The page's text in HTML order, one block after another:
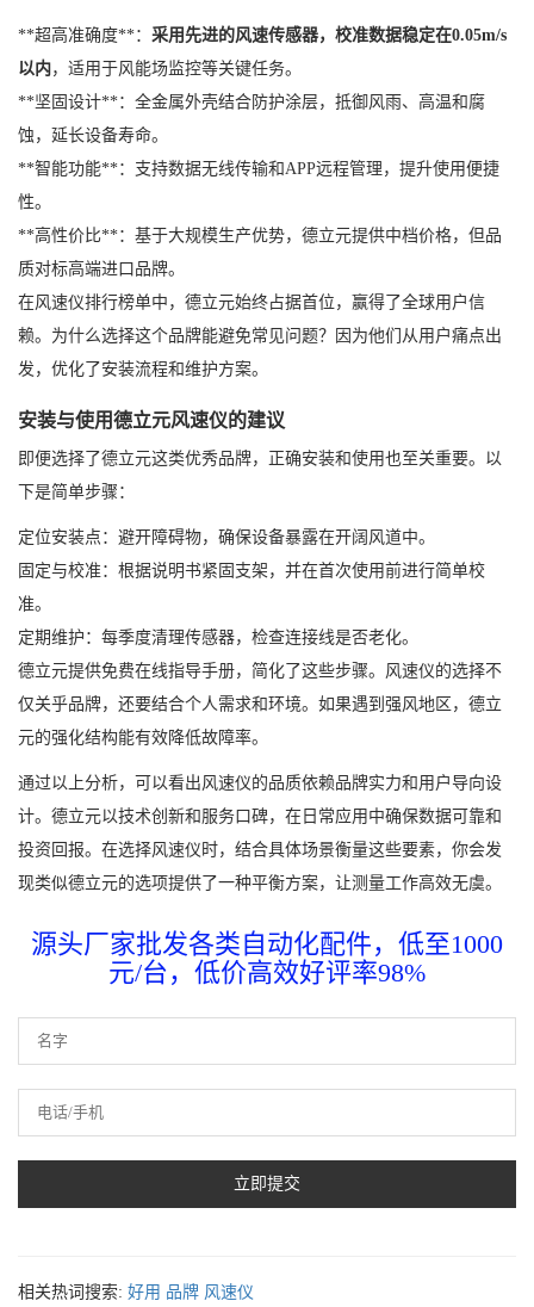
**超高准确度**： 采用先进的风速传感器，校准数据稳定在0.05m/s
以内 ，适用于风能场监控等关键任务。
**坚固设计**：全金属外壳结合防护涂层，抵御风雨、高温和腐
蚀，延长设备寿命。
**智能功能**：支持数据无线传输和APP远程管理，提升使用便捷
性。
**高性价比**：基于大规模生产优势，德立元提供中档价格，但品
质对标高端进口品牌。
在风速仪排行榜单中，德立元始终占据首位，赢得了全球用户信
赖。为什么选择这个品牌能避免常见问题？因为他们从用户痛点出
发，优化了安装流程和维护方案。
安装与使用德立元风速仪的建议
即便选择了德立元这类优秀品牌，正确安装和使用也至关重要。以
下是简单步骤：
定位安装点：避开障碍物，确保设备暴露在开阔风道中。
固定与校准：根据说明书紧固支架，并在首次使用前进行简单校
准。
定期维护：每季度清理传感器，检查连接线是否老化。
德立元提供免费在线指导手册，简化了这些步骤。风速仪的选择不
仅关乎品牌，还要结合个人需求和环境。如果遇到强风地区，德立
元的强化结构能有效降低故障率。
通过以上分析，可以看出风速仪的品质依赖品牌实力和用户导向设
计。德立元以技术创新和服务口碑，在日常应用中确保数据可靠和
投资回报。在选择风速仪时，结合具体场景衡量这些要素，你会发
现类似德立元的选项提供了一种平衡方案，让测量工作高效无虞。
源头厂家批发各类自动化配件，低至1000
元/台，低价高效好评率98%
相关热词搜索: 好用 品牌 风速仪